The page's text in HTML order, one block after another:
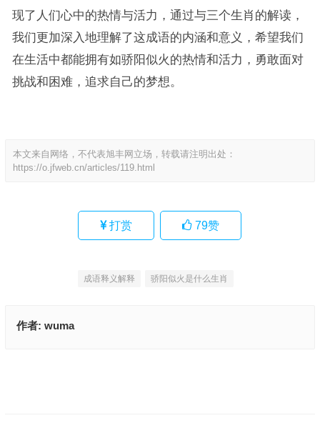
现了人们心中的热情与活力，通过与三个生肖的解读，
我们更加深入地理解了这成语的内涵和意义，希望我们
在生活中都能拥有如骄阳似火的热情和活力，勇敢面对
挑战和困难，追求自己的梦想。
本文来自网络，不代表旭丰网立场，转载请注明出处：
https://o.jfweb.cn/articles/119.html
打赏 79赞
成语释义解释 骄阳似火是什么生肖
作者: wuma